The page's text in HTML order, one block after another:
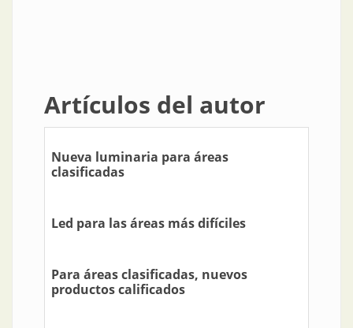
Artículos del autor
Nueva luminaria para áreas
clasificadas
Led para las áreas más difíciles
Para áreas clasificadas, nuevos
productos calificados